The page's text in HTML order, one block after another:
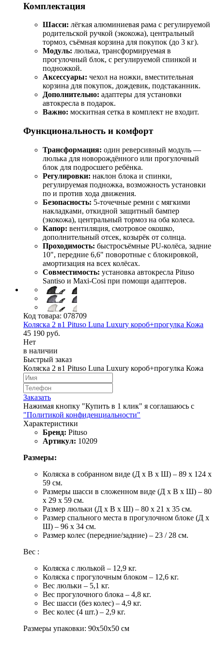
Комплектация
Шасси: лёгкая алюминиевая рама с регулируемой
родительской ручкой (экокожа), центральный
тормоз, съёмная корзина для покупок (до 3 кг).
Модуль: люлька, трансформируемая в
прогулочный блок, с регулируемой спинкой и
подножкой.
Аксессуары: чехол на ножки, вместительная
корзина для покупок, дождевик, подстаканник.
Дополнительно: адаптеры для установки
автокресла в подарок.
Важно: москитная сетка в комплект не входит.
Функциональность и комфорт
Трансформация: один реверсивный модуль —
люлька для новорождённого или прогулочный
блок для подросшего ребёнка.
Регулировки: наклон блока и спинки,
регулируемая подножка, возможность установки
по и против хода движения.
Безопасность: 5‑точечные ремни с мягкими
накладками, откидной защитный бампер
(экокожа), центральный тормоз на оба колеса.
Капор: вентиляция, смотровое окошко,
дополнительный отсек, козырёк от солнца.
Проходимость: быстросъёмные PU‑колёса, задние
10", передние 6,6" поворотные с блокировкой,
амортизация на всех колёсах.
Совместимость: установка автокресла Pituso
Santiso и Maxi-Cosi при помощи адаптеров.
Код товара: 078709
Коляска 2 в1 Pituso Luna Luxury короб+прогулка Кожа
45 190 руб.
Нет
в наличии
Быстрый заказ
Коляска 2 в1 Pituso Luna Luxury короб+прогулка Кожа
Заказать
Нажимая кнопку "Купить в 1 клик" я соглашаюсь с
"Политикой конфиденциальности"
Характеристики
Бренд: Pituso
Артикул: 10209
Размеры:
Коляска в собранном виде (Д х В х Ш) – 89 х 124 х
59 см.
Размеры шасси в сложенном виде (Д х В х Ш) – 80
х 29 х 59 см.
Размер люльки (Д х В х Ш) – 80 х 21 х 35 см.
Размер спального места в прогулочном блоке (Д х
Ш) – 96 х 34 см.
Размер колес (передние/задние) – 23 / 28 см.
Вес :
Коляска с люлькой – 12,9 кг.
Коляска с прогулочным блоком – 12,6 кг.
Вес люльки – 5,1 кг.
Вес прогулочного блока – 4,8 кг.
Вес шасси (без колес) – 4,9 кг.
Вес колес (4 шт.) – 2,9 кг.
Размеры упаковки: 90х50х50 см